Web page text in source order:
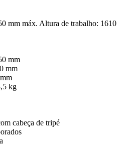
mm máx. Altura de trabalho: 1610
mm
mm
kg
cabeça de tripé